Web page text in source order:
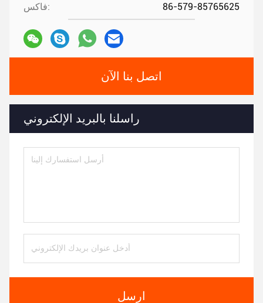
فاكس: 86-579-85765625
اتصل بنا الآن
راسلنا بالبريد الإلكتروني
ارسل